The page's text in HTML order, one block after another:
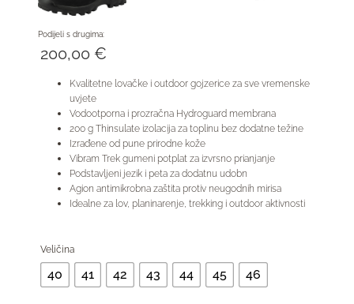
Podijeli s drugima:
200,00 €
Kvalitetne lovačke i outdoor gojzerice za sve vremenske
uvjete
Vodootporna i prozračna Hydroguard membrana
200 g Thinsulate izolacija za toplinu bez dodatne težine
Izrađene od pune prirodne kože
Vibram Trek gumeni potplat za izvrsno prianjanje
Podstavljeni jezik i peta za dodatnu udobn
Agion antimikrobna zaštita protiv neugodnih mirisa
Idealne za lov, planinarenje, trekking i outdoor aktivnosti
Veličina
40 41 42 43 44 45 46